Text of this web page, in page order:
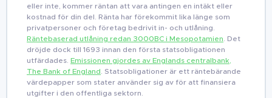
eller inte, kommer räntan att vara antingen en intäkt eller
kostnad för din del. Ränta har förekommit lika länge som
privatpersoner och företag bedrivit in- och utlåning.
Räntebaserad utlåning redan 3000BC i Mesopotamien . Det
dröjde dock till 1693 innan den första statsobligationen
utfärdades.
Emissionen gjordes av Englands centralbank,
The Bank of England
. Statsobligationer är ett räntebärande
värdepapper som stater använder sig av för att finansiera
utgifter i den offentliga sektorn.